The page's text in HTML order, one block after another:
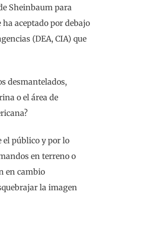
Sheinbaum para
aceptado por debajo
(DEA, CIA) que
desmantelados,
o el área de
el público y por lo
en terreno o
en cambio
la imagen